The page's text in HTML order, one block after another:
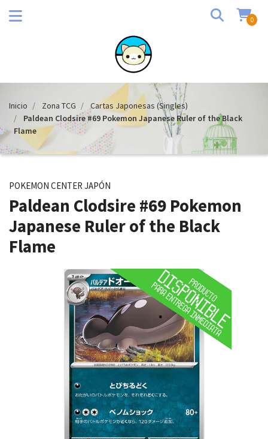
0
Inicio Zona TCG
Cartas Japonesas (Singles)
Paldean Clodsire #69 Pokemon Japanese Ruler of the Black
Flame
POKEMON CENTER JAPÓN
Paldean Clodsire #69 Pokemon
Japanese Ruler of the Black
Flame